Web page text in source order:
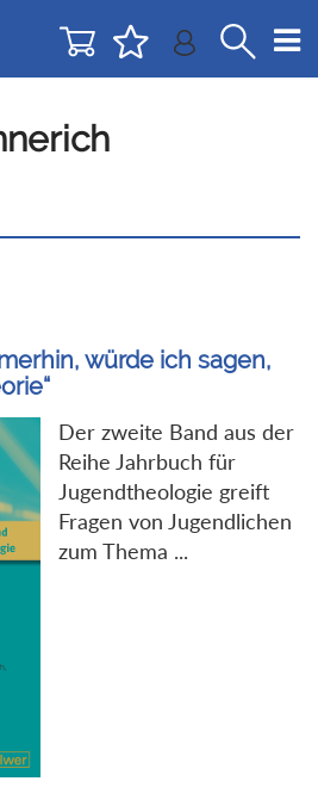
würde ich sagen,
Der zweite Band aus der
Reihe Jahrbuch für
Jugendtheologie greift
Fragen von Jugendlichen
zum Thema ...